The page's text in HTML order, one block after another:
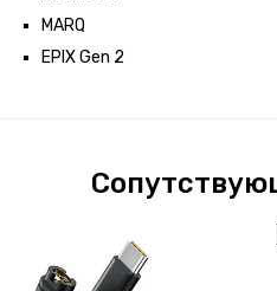
MARQ
EPIX Gen 2